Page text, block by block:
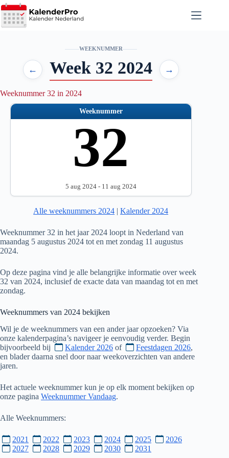
Ga
naar
de
WEEKNUMMER
← Week 32 2024 →
Weeknummer 32 in 2024
Weeknummer
32
5 aug 2024 - 11 aug 2024
Alle weeknummers 2024 |Kalender 2024
Weeknummer 32 in het jaar 2024 loopt in Nederland van
maandag 5 augustus 2024 tot en met zondag 11 augustus
2024.
Op deze pagina vind je alle belangrijke informatie over week
32 van 2024, inclusief de exacte data van maandag tot en met
zondag.
Weeknummers van 2024 bekijken
Wil je de weeknummers van een ander jaar opzoeken? Via
onze kalenderpagina’s navigeer je eenvoudig verder. Begin
bijvoorbeeld bij
Kalender 2026 of Feestdagen 2026,
en blader daarna snel door naar weekoverzichten van andere
jaren.
Het actuele weeknummer kun je op elk moment bekijken op
onze pagina Weeknummer Vandaag.
Alle Weeknummers:
2021 2022 2023 2024 2025
2026
2027
2028 2029 2030 2031